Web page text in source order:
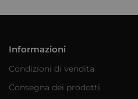
Informazioni
Condizioni di vendita
Consegna dei prodotti